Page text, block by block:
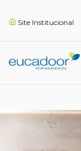
Site Institucional